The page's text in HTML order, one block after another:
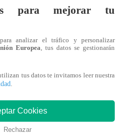
(Video)
sea
te puede
para mejorar tu
analizar el tráfico y personalizar
Europea , tus datos se gestionarán
tus datos te invitamos leer nuestra
Cookies
Rechazar